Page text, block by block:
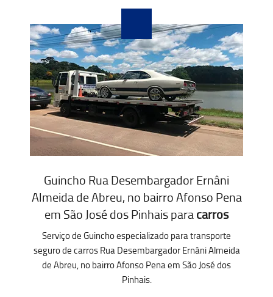
Guincho Rua Desembargador Ernâni
Almeida de Abreu, no bairro Afonso Pena
em São José dos Pinhais paracarros
Serviço de Guincho especializado para transporte
seguro de carros Rua Desembargador Ernâni Almeida
de Abreu, no bairro Afonso Pena em São José dos
Pinhais.